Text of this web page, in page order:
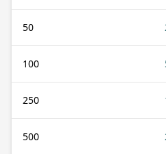
50
100
250
500